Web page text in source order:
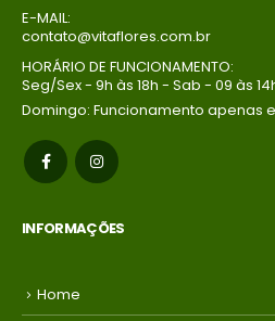
R$198,00no
credito avista,
(P/ mais
condições
contato com a
loja)
E-MAIL:
contato@vitaflores.com.br
HORÁRIO DE FUNCIONAMENTO:
Seg/Sex - 9h às 18h - Sab - 09 às
Domingo: Funcionamento apenas
INFORMAÇÕES
Home